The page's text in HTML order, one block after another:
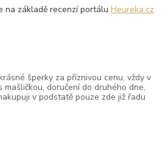
na základě recenzí portáluHeureka.cz
šperky za příznivou cenu, vždy v
mašličkou, doručení do druhého dne,
v podstatě pouze zde již řadu